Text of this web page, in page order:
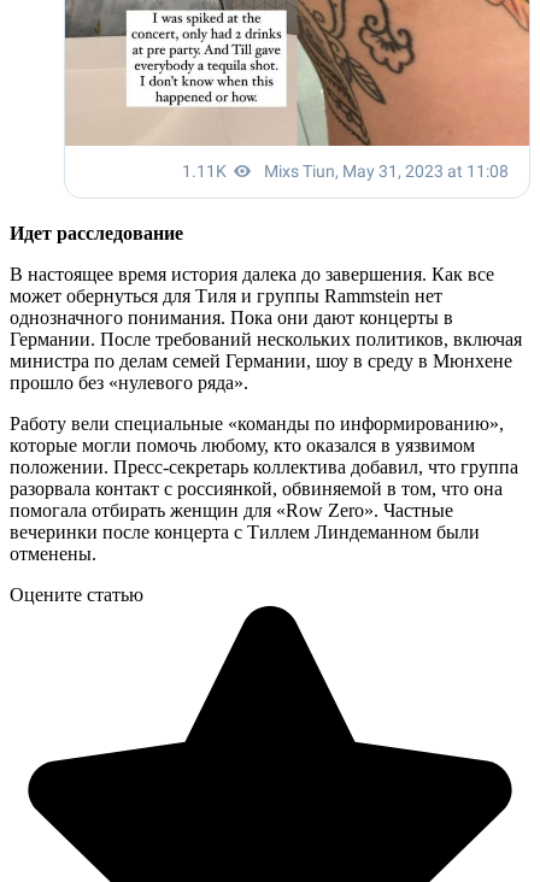
Идет расследование
В настоящее время история далека до завершения. Как все
может обернуться для Тиля и группы Rammstein нет
однозначного понимания. Пока они дают концерты в
Германии. После требований нескольких политиков, включая
министра по делам семей Германии, шоу в среду в Мюнхене
прошло без «нулевого ряда».
Работу вели специальные «команды по информированию»,
которые могли помочь любому, кто оказался в уязвимом
положении. Пресс-секретарь коллектива добавил, что группа
разорвала контакт с россиянкой, обвиняемой в том, что она
помогала отбирать женщин для «Row Zero». Частные
вечеринки после концерта с Тиллем Линдеманном были
отменены.
Оцените статью